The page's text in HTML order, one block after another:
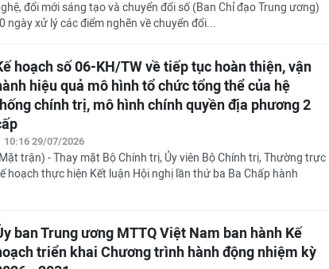
đổi mới sáng tạo và chuyển đổi số (Ban Chỉ đạo Trung ương)
xử lý các điểm nghẽn về chuyển đổi...
hoạch số 06-KH/TW về tiếp tục hoàn thiện, vận
hiệu quả mô hình tổ chức tổng thể của hệ
chính trị, mô hình chính quyền địa phương 2
10:16 29/07/2026
trận) - Thay mặt Bộ Chính trị, Ủy viên Bộ Chính trị, Thường trực
hoạch thực hiện Kết luận Hội nghị lần thứ ba Ba Chấp hành
ban Trung ương MTTQ Việt Nam ban hành Kế
triển khai Chương trình hành động nhiệm kỳ